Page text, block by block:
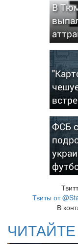
В
ФСБ
Твиты от
В